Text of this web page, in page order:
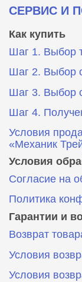
СЕРВИС И
Как купить
Шаг 1. Выбор
Шаг 2. Выбор
Шаг 3. Выбор
Шаг 4.
Условия
«Механик
Условия
Согласие на
Политика
Гарантии и
Возврат
Условия
Условия